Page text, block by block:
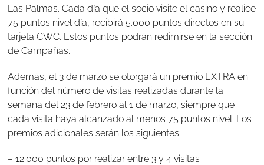
Las Palmas. Cada día que el socio visite el casino y realice
75 puntos nivel día, recibirá 5.000 puntos directos en su
tarjeta CWC. Estos puntos podrán redimirse en la sección
de Campañas.
Además, el 3 de marzo se otorgará un premio EXTRA en
función del número de visitas realizadas durante la
semana del 23 de febrero al 1 de marzo, siempre que
cada visita haya alcanzado al menos 75 puntos nivel. Los
premios adicionales serán los siguientes:
– 12.000 puntos por realizar entre 3 y 4 visitas